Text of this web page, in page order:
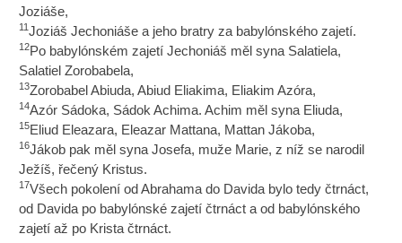
Joziáše,
11 Joziáš Jechoniáše a jeho bratry za babylónského zajetí.
12Po babylónském zajetí Jechoniáš měl syna Salatiela,
Salatiel Zorobabela,
13Zorobabel Abiuda, Abiud Eliakima, Eliakim Azóra,
14Azór Sádoka, Sádok Achima. Achim měl syna Eliuda,
15Eliud Eleazara, Eleazar Mattana, Mattan Jákoba,
16Jákob pak měl syna Josefa, muže Marie, z níž se narodil
Ježíš, řečený Kristus.
17Všech pokolení od Abrahama do Davida bylo tedy čtrnáct,
od Davida po babylónské zajetí čtrnáct a od babylónského
zajetí až po Krista čtrnáct.